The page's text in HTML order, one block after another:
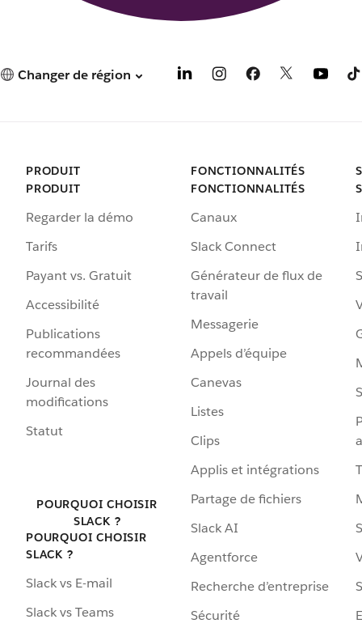
Changer de région
PRODUIT
PRODUIT
Regarder la démo
Tarifs
Payant vs. Gratuit
Accessibilité
Publications
recommandées
Journal des
modifications
Statut
POURQUOI CHOISIR
SLACK ?
POURQUOI CHOISIR
SLACK ?
Slack vs E-mail
Slack vs Teams
FONCTIONNALITÉS
FONCTIONNALITÉS
Canaux
Slack Connect
Générateur de flux de
travail
Messagerie
Appels d’équipe
Canevas
Listes
Clips
Applis et intégrations
Partage de fichiers
Slack AI
Agentforce
Recherche d’entreprise
Sécurité